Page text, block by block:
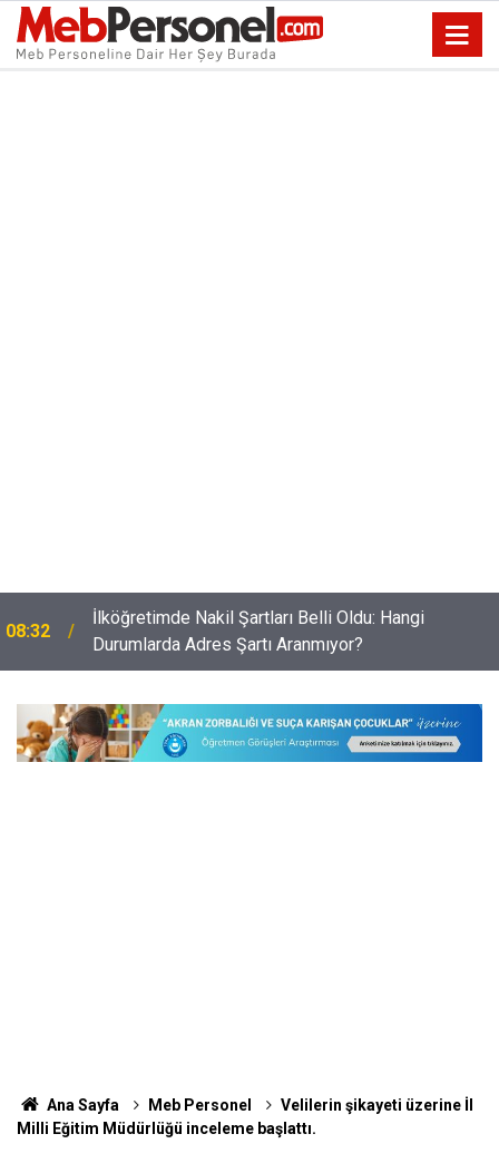
08:32
İlköğretimde Nakil Şartları Belli Oldu: Hangi
Durumlarda Adres Şartı Aranmıyor?
Ana Sayfa Meb Personel
Velilerin şikayeti üzerine İl
Milli Eğitim Müdürlüğü inceleme başlattı.